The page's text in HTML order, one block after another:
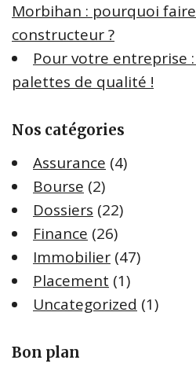
Morbihan : pourquoi
constructeur ?
Pour votre entreprise
palettes de qualité !
Nos catégories
Assurance (4)
Bourse (2)
Dossiers (22)
Finance (26)
Immobilier (47)
Placement (1)
Uncategorized (1)
Bon plan